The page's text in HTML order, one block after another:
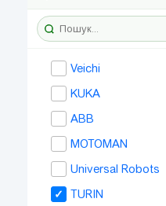
Veichi
KUKA
ABB
MOTOMAN
Universal Robots
TURIN